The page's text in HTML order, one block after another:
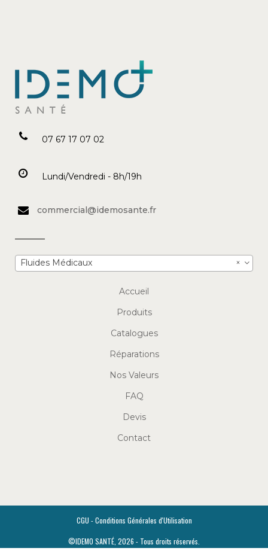
07 67 17 07 02
Lundi/Vendredi - 8h/19h
commercial@idemosante.fr
×
Fluides Médicaux
Accueil
Produits
Catalogues
Réparations
Nos Valeurs
FAQ
Devis
Contact
CGU - Conditions Générales d'Utilisation
©IDEMO SANTÉ, 2026 - Tous droits réservés.